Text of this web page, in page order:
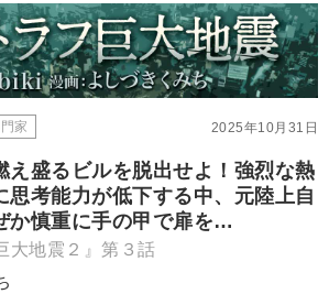
2025年10月31日
家
え盛るビルを脱出せよ！強烈な熱
思考能力が低下する中、元陸上自
か慎重に手の甲で扉を…
大地震２』第３話